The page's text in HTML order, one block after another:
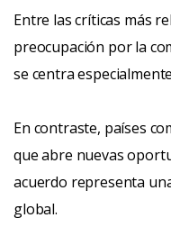
Entre las críticas más
preocupación por la
se centra
En contraste, países
que abre nuevas
acuerdo representa
global.